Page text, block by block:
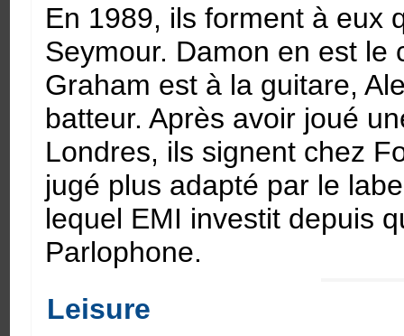
En 1989, ils forment à eux
Seymour. Damon en est le
Graham est à la guitare,
batteur. Après avoir joué
Londres, ils signent chez
jugé plus adapté par le
lequel EMI investit depuis
Parlophone.
Leisure